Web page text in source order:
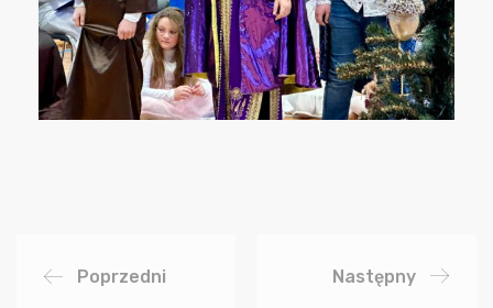
Poprzedni Następny